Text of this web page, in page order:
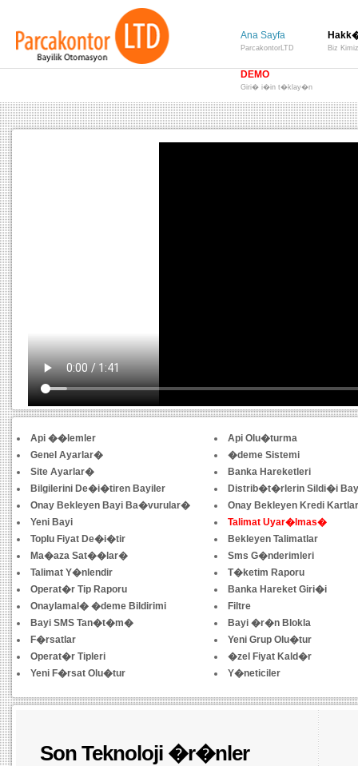
Ana Sayfa
ParcakontorLTD Biz
DEMO
Giri� i�in t�klay�n
Api ��lemler
Api Olu�turma
Genel Ayarlar�
�deme Sistemi
Site Ayarlar�
Banka Hareketleri
Bilgilerini De�i�tiren Bayiler
Distrib�t�rlerin Sildi�i
Onay Bekleyen Bayi Ba�vurular�
Onay Bekleyen Kredi
Yeni Bayi
Talimat Uyar�lmas�
Toplu Fiyat De�i�tir
Bekleyen Talimatlar
Ma�aza Sat��lar�
Sms G�nderimleri
Talimat Y�nlendir
T�ketim Raporu
Operat�r Tip Raporu
Banka Hareket Giri�i
Onaylamal� �deme Bildirimi
Filtre
Bayi SMS Tan�t�m�
Bayi �r�n Blokla
F�rsatlar
Yeni Grup Olu�tur
Operat�r Tipleri
�zel Fiyat Kald�r
Yeni F�rsat Olu�tur
Y�neticiler
Son Teknoloji �r�nler
Geli�mi� API Y�netimi
Analiz & Rapor